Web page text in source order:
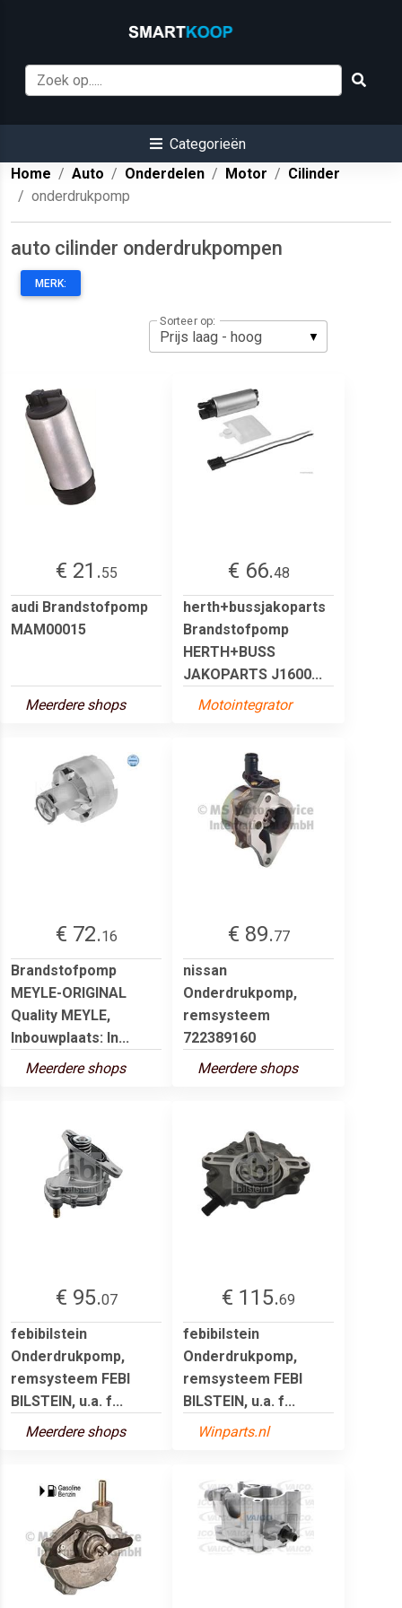
Categorieën
Home
Auto Onderdelen Motor
Cilinder
onderdrukpomp
auto cilinder onderdrukpompen
MERK:
Sorteer op:
€ 21.55
audi Brandstofpomp
MAM00015
Meerdere shops
€ 66.48
herth+bussjakoparts
Brandstofpomp
HERTH+BUSS
JAKOPARTS J1600...
Motointegrator
€ 72.16
Brandstofpomp
MEYLE-ORIGINAL
Quality MEYLE,
Inbouwplaats: In...
Meerdere shops
€ 89.77
nissan
Onderdrukpomp,
remsysteem
722389160
Meerdere shops
€ 95.07
febibilstein
Onderdrukpomp,
remsysteem FEBI
BILSTEIN, u.a. f...
Meerdere shops
€ 115.69
febibilstein
Onderdrukpomp,
remsysteem FEBI
BILSTEIN, u.a. f...
Winparts.nl